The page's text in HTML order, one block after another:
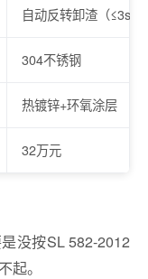
自动反转卸渣（≤3s）
304不锈钢
热镀锌+环氧涂层
32万元
没按SL 582-2012
起。